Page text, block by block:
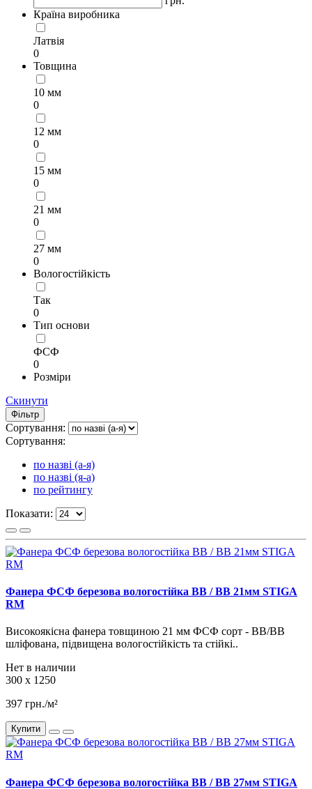
Країна виробника
Латвія
0
Товщина
10 мм
0
12 мм
0
15 мм
0
21 мм
0
27 мм
0
Вологостійкість
Так
0
Тип основи
ФСФ
0
Розміри
Скинути
Фільтр
Сортування:
Сортування:
по назві (а-я)
по назві (я-а)
по рейтингу
Показати:
Фанера ФСФ березова вологостійка BB / BB 21мм STIGA
RM
Високоякісна фанера товщиною 21 мм ФСФ ​​сорт - BB/BB
шліфована, підвищена вологостійкість та стійкі..
Нет в наличии
300 x 1250
397 грн./м²
Купити
Фанера ФСФ березова вологостійка BB / BB 27мм STIGA